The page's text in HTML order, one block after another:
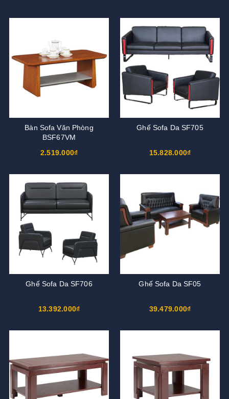
Bàn Sofa Văn Phòng
BSF67VM
2.519.000₫
Ghế Sofa Da SF705
15.828.000₫
Ghế Sofa Da SF706
13.392.000₫
Ghế Sofa Da SF05
39.479.000₫